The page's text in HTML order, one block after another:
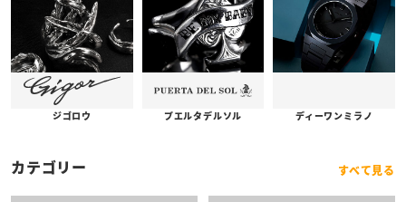
ジゴロウ プエルタデルソル ディーワンミラノ
カテゴリー すべて見る